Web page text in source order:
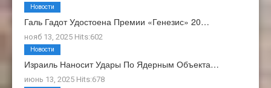
Галь Гадот Удостоена Премии «Генезис» 20…
нояб 13, 2025 Hits:602
Новости
Израиль Наносит Удары По Ядерным Объекта…
июнь 13, 2025 Hits:678
Новости